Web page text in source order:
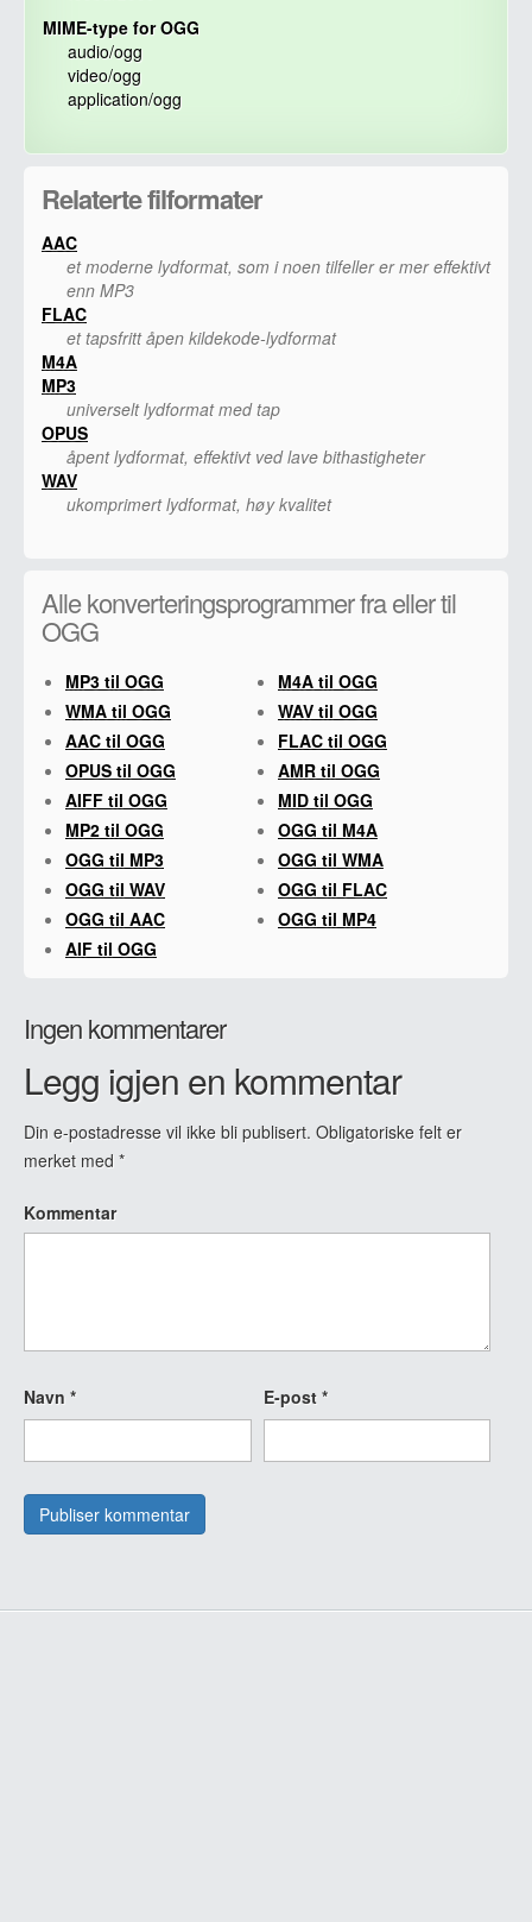
MIME-type for OGG
audio/ogg
video/ogg
application/ogg
Relaterte filformater
AAC
et moderne lydformat, som i noen tilfeller er mer effektivt
enn MP3
FLAC
et tapsfritt åpen kildekode-lydformat
M4A
MP3
universelt lydformat med tap
OPUS
åpent lydformat, effektivt ved lave bithastigheter
WAV
ukomprimert lydformat, høy kvalitet
Alle konverteringsprogrammer fra eller til
OGG
MP3 til OGG
M4A til OGG
WMA til OGG
WAV til OGG
AAC til OGG
FLAC til OGG
OPUS til OGG
AMR til OGG
AIFF til OGG
MID til OGG
MP2 til OGG
OGG til M4A
OGG til MP3
OGG til WMA
OGG til WAV
OGG til FLAC
OGG til AAC
OGG til MP4
AIF til OGG
Ingen kommentarer
Legg igjen en kommentar
Din e-postadresse vil ikke bli publisert. Obligatoriske felt er
merket med *
Kommentar
Navn * E-post *